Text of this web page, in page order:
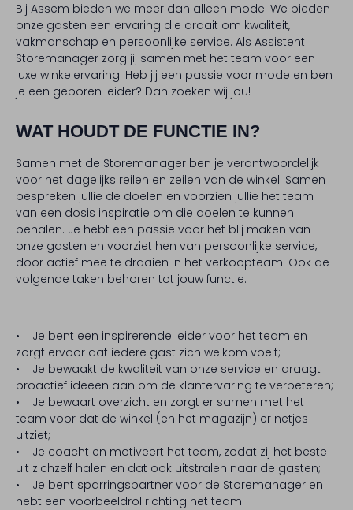
Bij Assem bieden we meer dan alleen mode. We bieden
onze gasten een ervaring die draait om kwaliteit,
vakmanschap en persoonlijke service. Als Assistent
Storemanager zorg jij samen met het team voor een
luxe winkelervaring. Heb jij een passie voor mode en ben
je een geboren leider? Dan zoeken wij jou!
WAT HOUDT DE FUNCTIE IN?
Samen met de Storemanager ben je verantwoordelijk
voor het dagelijks reilen en zeilen van de winkel. Samen
bespreken jullie de doelen en voorzien jullie het team
van een dosis inspiratie om die doelen te kunnen
behalen. Je hebt een passie voor het blij maken van
onze gasten en voorziet hen van persoonlijke service,
door actief mee te draaien in het verkoopteam. Ook de
volgende taken behoren tot jouw functie:
• Je bent een inspirerende leider voor het team en
zorgt ervoor dat iedere gast zich welkom voelt;
• Je bewaakt de kwaliteit van onze service en draagt
proactief ideeën aan om de klantervaring te verbeteren;
• Je bewaart overzicht en zorgt er samen met het
team voor dat de winkel (en het magazijn) er netjes
uitziet;
• Je coacht en motiveert het team, zodat zij het beste
uit zichzelf halen en dat ook uitstralen naar de gasten;
• Je bent sparringspartner voor de Storemanager en
hebt een voorbeeldrol richting het team.